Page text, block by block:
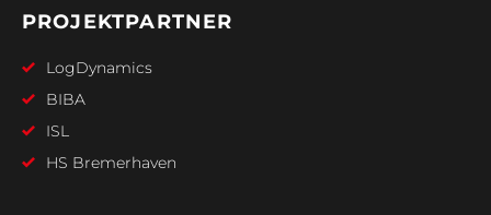
PROJEKTPARTNER
LogDynamics
BIBA
ISL
HS Bremerhaven